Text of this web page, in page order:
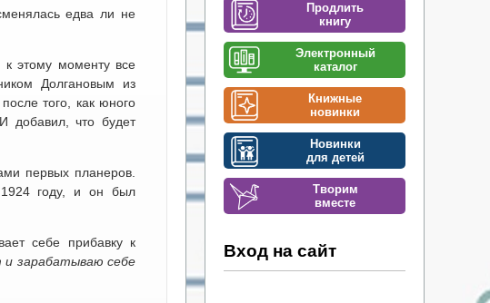
едва ли не
к этому моменту все
Долгановым из
того, как юного
И добавил, что будет
первых планеров.
1924 году, и он был
себе прибавку к
и зарабатываю себе
Продлить
книгу
Электронный
каталог
Книжные
новинки
Новинки
для детей
Творим
вместе
Вход на сайт